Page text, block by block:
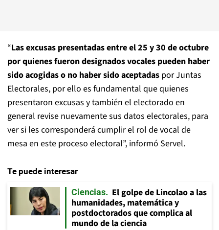
“Las excusas presentadas entre el 25 y 30 de octubre
por quienes fueron designados vocales pueden haber
sido acogidas o no haber sido aceptadas por Juntas
Electorales, por ello es fundamental que quienes
presentaron excusas y también el electorado en
general revise nuevamente sus datos electorales, para
ver si les corresponderá cumplir el rol de vocal de
mesa en este proceso electoral”, informó Servel.
Te puede interesar
Ciencias
El golpe de Lincolao a las
humanidades, matemática y
postdoctorados que complica al
mundo de la ciencia